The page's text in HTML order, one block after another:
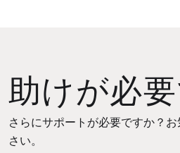
助けが必
さらにサポートが必要ですか？
さい。